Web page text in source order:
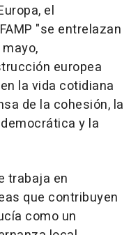
el
"se entrelazan
europea
la vida cotidiana
de la cohesión, la
y la
trabaja en
que contribuyen
como un